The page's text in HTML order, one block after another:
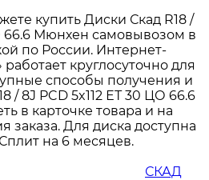
купить Диски Скад R18 /
66.6 Мюнхен самовывозом в
по России. Интернет-
круглосуточно для
способы получения и
/ 8J PCD 5x112 ЕТ 30 ЦО 66.6
в карточке товара и на
заказа. Для диска доступна
на 6 месяцев.
СКАД